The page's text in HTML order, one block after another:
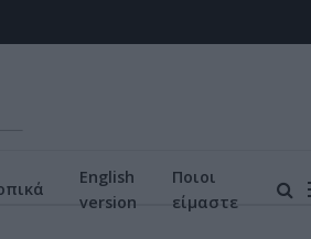
English
version
Ποιοι
είμαστε